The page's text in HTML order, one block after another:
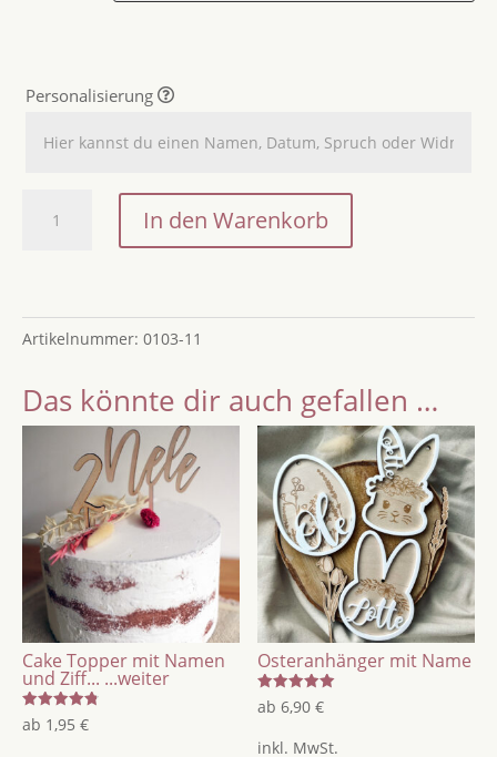
Personalisierung
Osteranhänger
Name
Menge
In den Warenkorb
Artikelnummer: 0103-11
Das könnte dir auch gefallen …
Cake Topper mit Namen
und Ziff......weiter
Bewertet
mit
ab 1,95 €
Osteranhänger mit Name
Bewertet
mit
von 5
ab6,90€
inkl. MwSt.